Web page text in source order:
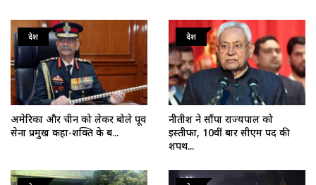
देश
अमेरिका और चीन को लेकर बोले पूर्व
सेना प्रमुख कहा-शक्ति के ब...
देश
नीतीश ने सौंपा राज्यपाल को
इस्तीफा, 10वीं बार सीएम पद की
शपथ...